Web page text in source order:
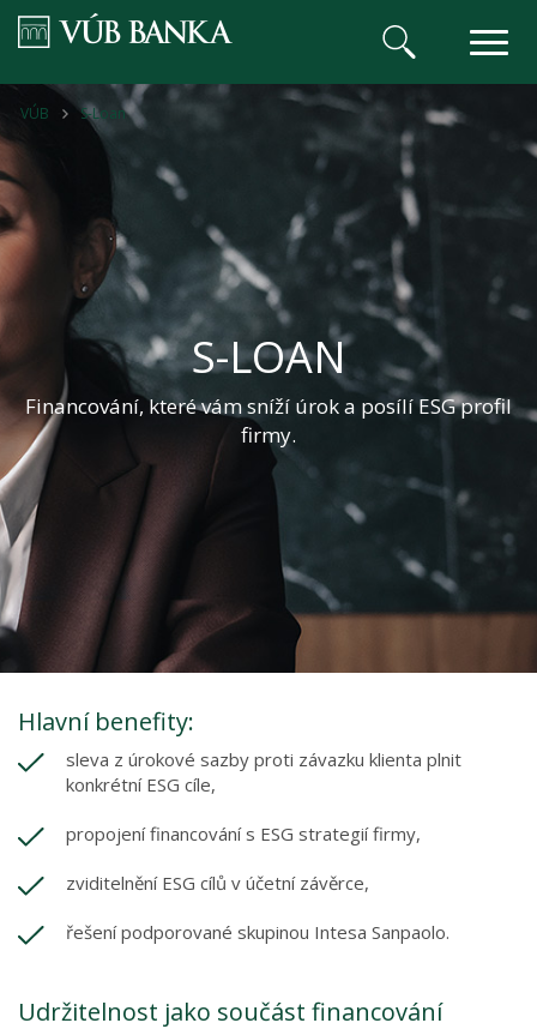
VÚB BANKA
VÚB S-Loan
S-LOAN
Financování, které vám sníží úrok a posílí ESG profil
firmy.
Hlavní benefity:
sleva z úrokové sazby proti závazku klienta plnit
konkrétní ESG cíle,
propojení financování s ESG strategií firmy,
zviditelnění ESG cílů v účetní závěrce,
řešení podporované skupinou Intesa Sanpaolo.
Udržitelnost jako součást financování